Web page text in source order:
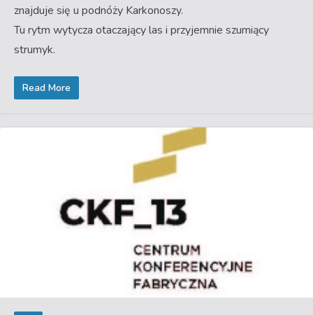
znajduje się u podnóży Karkonoszy.
Tu rytm wytycza otaczający las i przyjemnie szumiący
strumyk.
Read More